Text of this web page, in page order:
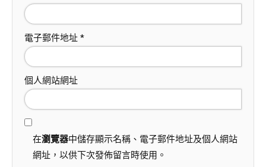
電子郵件地址 *
個人網站網址
在瀏覽器中儲存顯示名稱、電子郵件地址及個人網站
網址，以供下次發佈留言時使用。